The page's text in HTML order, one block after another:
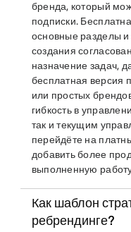
бренда, который
подписки.
основные разделы
создания
назначение задач,
бесплатная версия
или простых
гибкость в
так и текущим
перейдёте на
добавить более
выполненную
Как шаблон
ребрендинге?